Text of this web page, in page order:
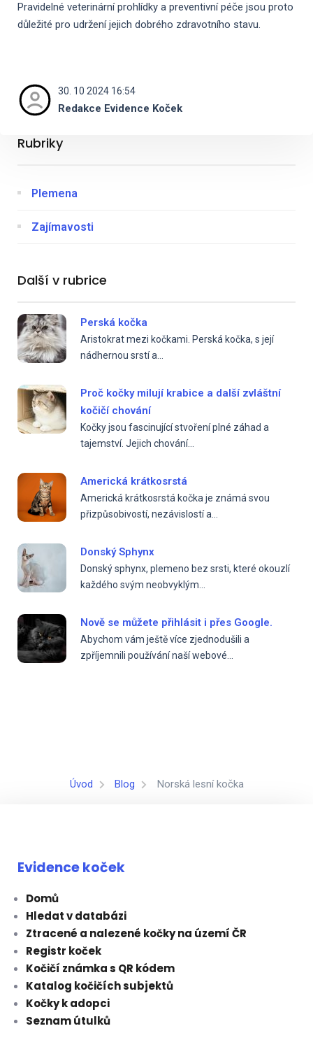
Pravidelné veterinární prohlídky a preventivní péče jsou proto
důležité pro udržení jejich dobrého zdravotního stavu.
30. 10 2024 16:54
Redakce Evidence Koček
Rubriky
Plemena
Zajímavosti
Další v rubrice
Perská kočka
Aristokrat mezi kočkami. Perská kočka, s její
nádhernou srstí a...
Proč kočky milují krabice a další zvláštní
kočičí chování
Kočky jsou fascinující stvoření plné záhad a
tajemství. Jejich chování...
Americká krátkosrstá
Americká krátkosrstá kočka je známá svou
přizpůsobivostí, nezávislostí a...
Donský Sphynx
Donský sphynx, plemeno bez srsti, které okouzlí
každého svým neobvyklým...
Nově se můžete přihlásit i přes Google.
Abychom vám ještě více zjednodušili a
zpříjemnili používání naší webové...
Úvod Blog Norská lesní kočka
Evidence koček
Domů
Hledat v databázi
Ztracené a nalezené kočky na území ČR
Registr koček
Kočičí známka s QR kódem
Katalog kočičích subjektů
Kočky k adopci
Seznam útulků